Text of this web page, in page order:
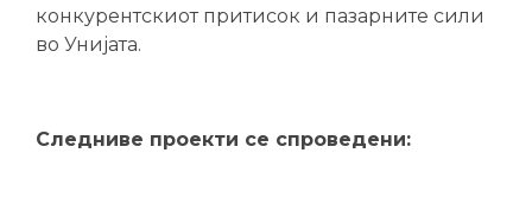
конкурентскиот притисок и пазарните сили
во Унијата.
Следниве проекти се спроведени: